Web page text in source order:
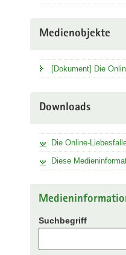
Medienobjekte
[Dokument] Die
Downloads
Die Online-
Diese
Suchbegriff